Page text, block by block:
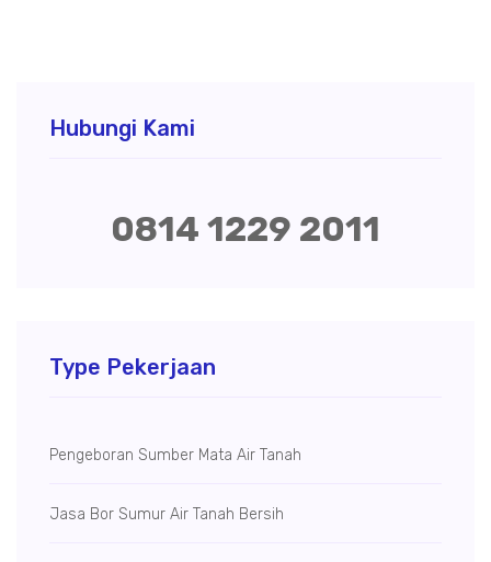
Hubungi Kami
0814 1229 2011
Type Pekerjaan
Pengeboran Sumber Mata Air Tanah
Jasa Bor Sumur Air Tanah Bersih